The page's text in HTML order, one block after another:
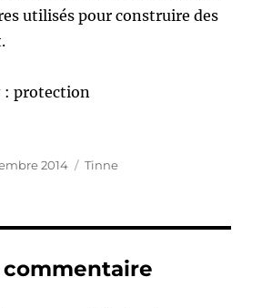
utilisés pour construire des
: protection
2014 Catégories
Tinne
commentaire